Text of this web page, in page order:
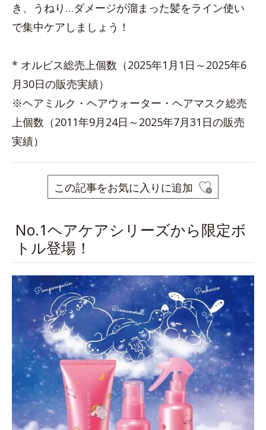
き、うねり…ダメージが溜まった髪をライン使い
で集中ケアしましょう！
* オルビス総売上個数（2025年1月1日～2025年6
月30日の販売実績）
※ヘアミルク・ヘアウォーター・ヘアマスク総売
上個数（2011年9月24日～2025年7月31日の販売
実績）
この記事をお気に入りに追加
No.1ヘアケアシリーズから限定ボ
トル登場！